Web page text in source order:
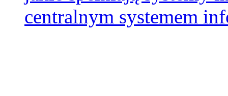
centralnym systemem